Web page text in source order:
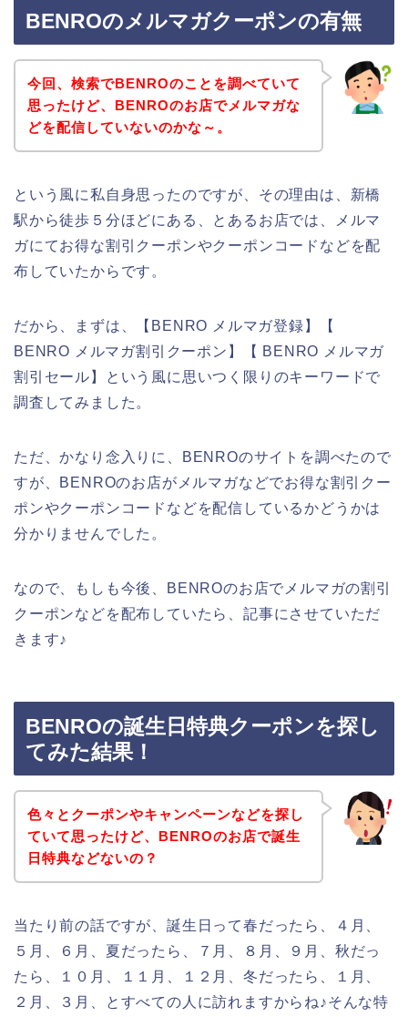
BENROのメルマガクーポンの有無
今回、検索でBENROのことを調べていて
思ったけど、BENROのお店でメルマガな
どを配信していないのかな～。
という風に私自身思ったのですが、その理由は、新橋
駅から徒歩５分ほどにある、とあるお店では、メルマ
ガにてお得な割引クーポンやクーポンコードなどを配
布していたからです。
だから、まずは、【BENRO メルマガ登録】【
BENRO メルマガ割引クーポン】【 BENRO メルマガ
割引セール】という風に思いつく限りのキーワードで
調査してみました。
ただ、かなり念入りに、BENROのサイトを調べたので
すが、BENROのお店がメルマガなどでお得な割引クー
ポンやクーポンコードなどを配信しているかどうかは
分かりませんでした。
なので、もしも今後、BENROのお店でメルマガの割引
クーポンなどを配布していたら、記事にさせていただ
きます♪
BENROの誕生日特典クーポンを探し
てみた結果！
色々とクーポンやキャンペーンなどを探し
ていて思ったけど、BENROのお店で誕生
日特典などないの？
当たり前の話ですが、誕生日って春だったら、４月、
５月、６月、夏だったら、７月、８月、９月、秋だっ
たら、１０月、１１月、１２月、冬だったら、１月、
２月、３月、とすべての人に訪れますからね♪そんな特